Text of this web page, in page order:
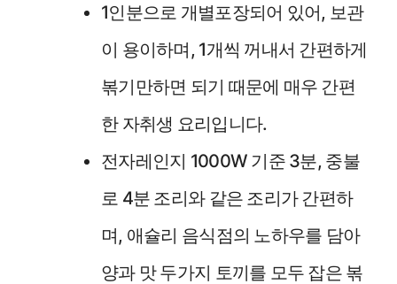
1인분으로 개별포장되어 있어, 보관
이 용이하며, 1개씩 꺼내서 간편하게
볶기만하면 되기 때문에 매우 간편
한 자취생 요리입니다.
전자레인지 1000W 기준 3분, 중불
로 4분 조리와 같은 조리가 간편하
며, 애슐리 음식점의 노하우를 담아
양과 맛 두가지 토끼를 모두 잡은 볶